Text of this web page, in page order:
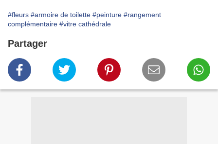
#fleurs #armoire de toilette #peinture #rangement
complémentaire #vitre cathédrale
Partager